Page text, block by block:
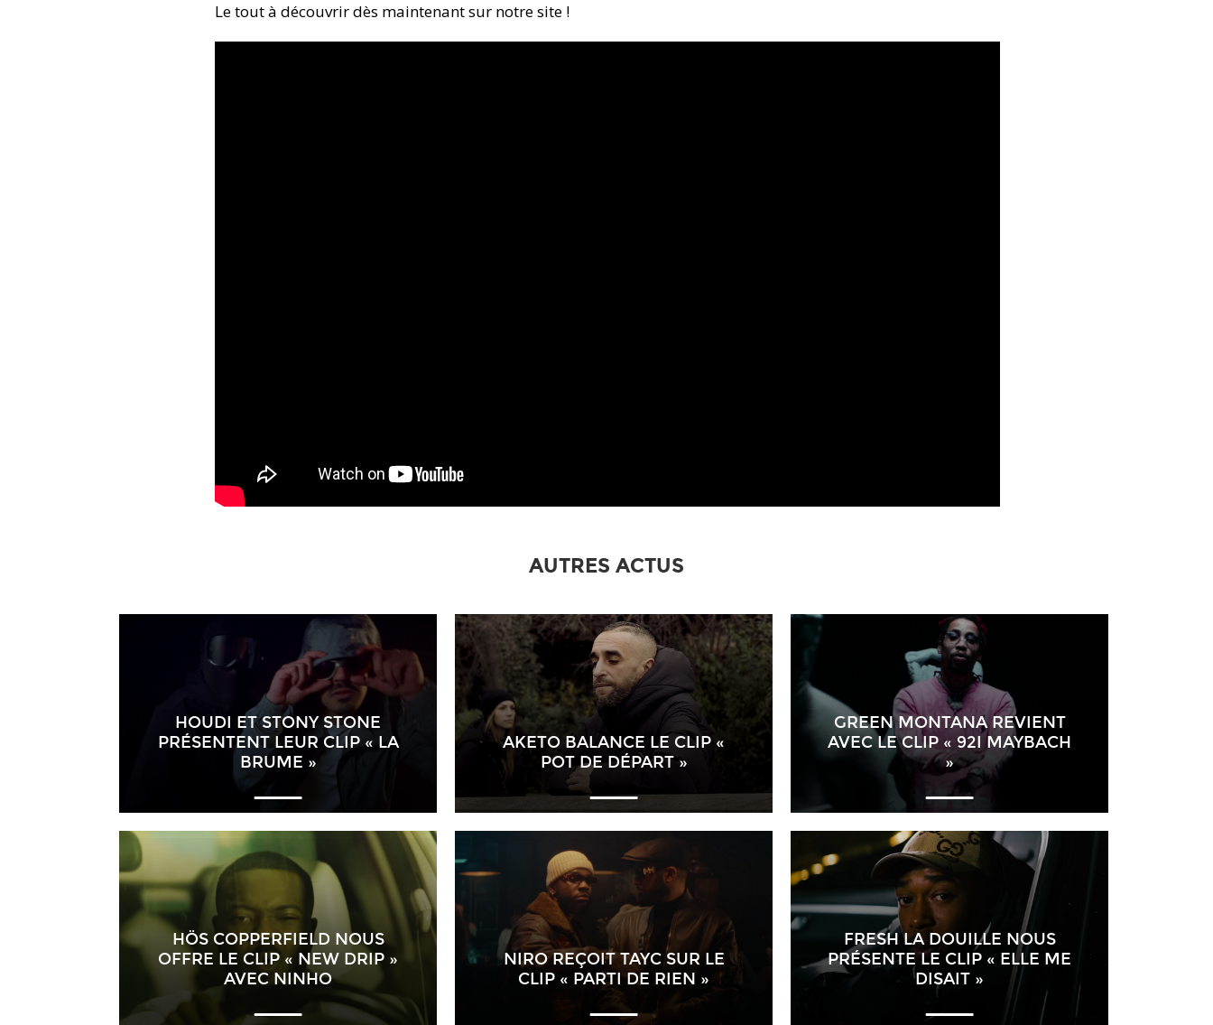
Le tout à découvrir dès maintenant sur notre site !
AUTRES ACTUS
HOUDI ET STONY STONE
PRÉSENTENT LEUR CLIP « LA
BRUME »
AKETO BALANCE LE CLIP «
POT DE DÉPART »
GREEN MONTANA REVIENT
AVEC LE CLIP « 92I MAYBACH
»
HÖS COPPERFIELD NOUS
OFFRE LE CLIP « NEW DRIP »
AVEC NINHO
NIRO REÇOIT TAYC SUR LE
CLIP « PARTI DE RIEN »
FRESH LA DOUILLE NOUS
PRÉSENTE LE CLIP « ELLE ME
DISAIT »